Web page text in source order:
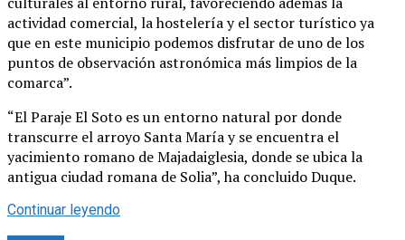
actividad comercial, la hostelería y el sector turístico ya
que en este municipio podemos disfrutar de uno de los
puntos de observación astronómica más limpios de la
comarca”.
“El Paraje El Soto es un entorno natural por donde
transcurre el arroyo Santa María y se encuentra el
yacimiento romano de Majadaiglesia, donde se ubica la
antigua ciudad romana de Solia”, ha concluido Duque.
Continuar leyendo